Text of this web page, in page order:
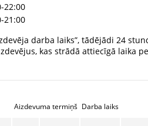
22:00
21:00
darba laiks”, tādējādi 24
kas strādā attiecīgā laika
Aizdevuma termiņš Darba laiks